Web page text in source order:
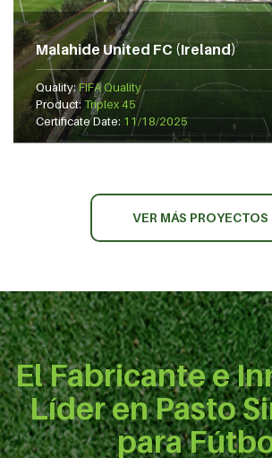
Malahide United FC (Ireland)
Quality:FIFA Quality
Product:Triplex 45
Certificate Date: 11/18/2025
VER MÁS PROYECTOS
El Fabricante e
Líder en Pasto
para